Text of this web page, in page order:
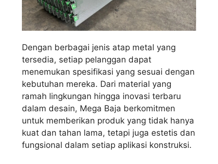
Dengan berbagai jenis atap metal yang
tersedia, setiap pelanggan dapat
menemukan spesifikasi yang sesuai dengan
kebutuhan mereka. Dari material yang
ramah lingkungan hingga inovasi terbaru
dalam desain, Mega Baja berkomitmen
untuk memberikan produk yang tidak hanya
kuat dan tahan lama, tetapi juga estetis dan
fungsional dalam setiap aplikasi konstruksi.